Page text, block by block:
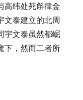
高纬处死斛律金
文泰建立的北周
宇文泰虽然都崛
下，然而二者所
的角度得到矛盾的观